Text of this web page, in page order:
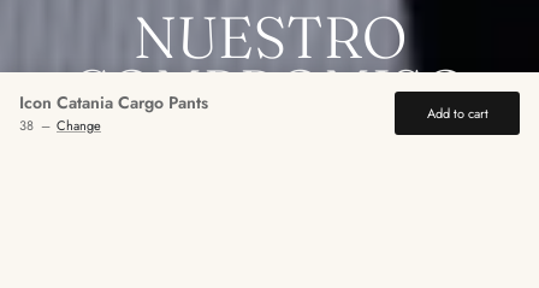
Icon Catania Cargo Pants
38 – Change
Add to cart
NUESTRO
COMPROMISO
Dedicación y